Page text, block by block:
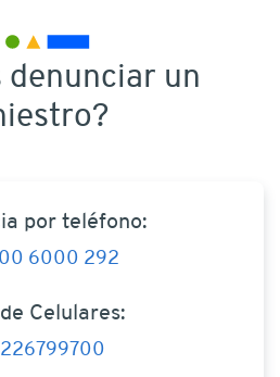
denunciar un
?
por teléfono:
6000 292
Celulares:
226799700